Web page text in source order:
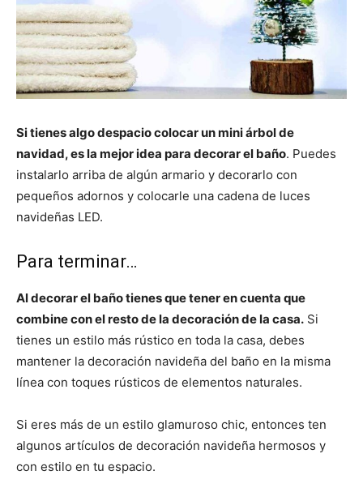
Si tienes algo despacio colocar un mini árbol de
navidad, es la mejor idea para decorar el baño. Puedes
instalarlo arriba de algún armario y decorarlo con
pequeños adornos y colocarle una cadena de luces
navideñas LED.
Para terminar…
Al decorar el baño tienes que tener en cuenta que
combine con el resto de la decoración de la casa. Si
tienes un estilo más rústico en toda la casa, debes
mantener la decoración navideña del baño en la misma
línea con toques rústicos de elementos naturales.
Si eres más de un estilo glamuroso chic, entonces ten
algunos artículos de decoración navideña hermosos y
con estilo en tu espacio.